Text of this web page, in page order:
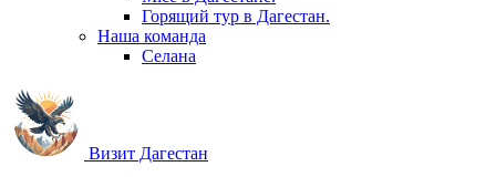
Горящий тур в Дагестан.
Наша команда
Селана
Визит Дагестан